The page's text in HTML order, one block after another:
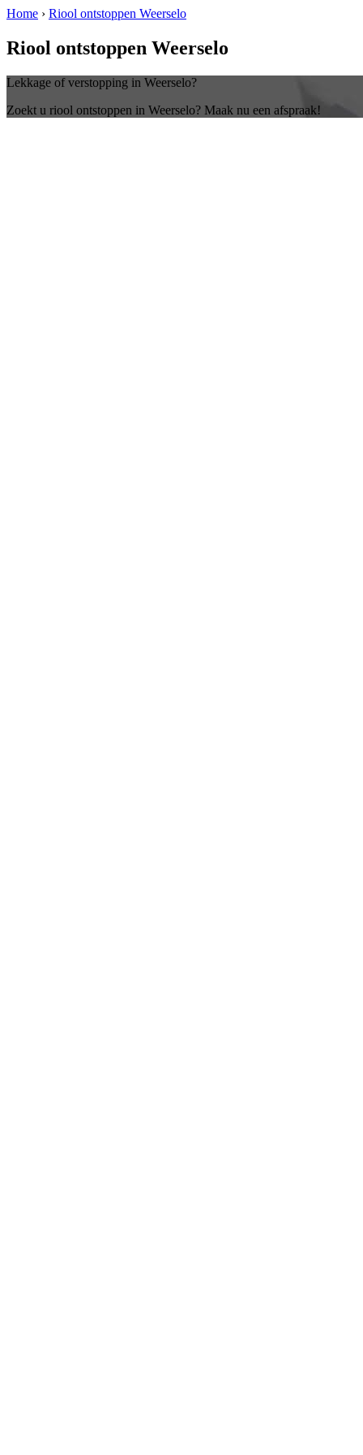
Home › Riool ontstoppen Weerselo
Riool ontstoppen Weerselo
Lekkage of verstopping in Weerselo?
Zoekt u riool ontstoppen in Weerselo? Maak nu een afspraak!